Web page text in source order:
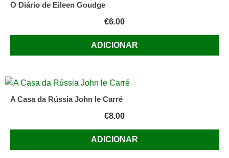
O Diário de Eileen Goudge
€6.00
ADICIONAR
A Casa da Rússia John le Carré
€8.00
ADICIONAR